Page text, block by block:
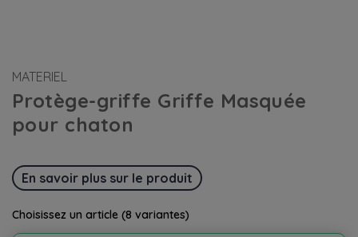
MATERIEL
Protège-griffe Griffe Masquée
pour chaton
En savoir plus sur le produit
Choisissez un article (8 variantes)